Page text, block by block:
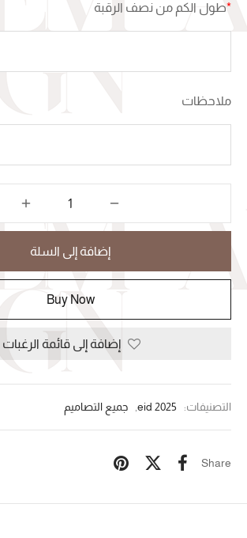
*طول الكم من نصف الرقبة
ملاحظات
إضافة إلى السلة
Buy Now
إضافة إلى قائمة الرغبات
التصنيفات: eid 2025
, جميع التصاميم
Share